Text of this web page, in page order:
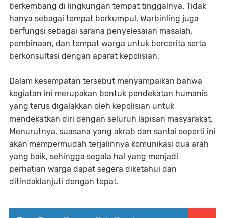
berkembang di lingkungan tempat tinggalnya. Tidak
hanya sebagai tempat berkumpul, Warbinling juga
berfungsi sebagai sarana penyelesaian masalah,
pembinaan, dan tempat warga untuk bercerita serta
berkonsultasi dengan aparat kepolisian.
Dalam kesempatan tersebut menyampaikan bahwa
kegiatan ini merupakan bentuk pendekatan humanis
yang terus digalakkan oleh kepolisian untuk
mendekatkan diri dengan seluruh lapisan masyarakat.
Menurutnya, suasana yang akrab dan santai seperti ini
akan mempermudah terjalinnya komunikasi dua arah
yang baik, sehingga segala hal yang menjadi
perhatian warga dapat segera diketahui dan
ditindaklanjuti dengan tepat.